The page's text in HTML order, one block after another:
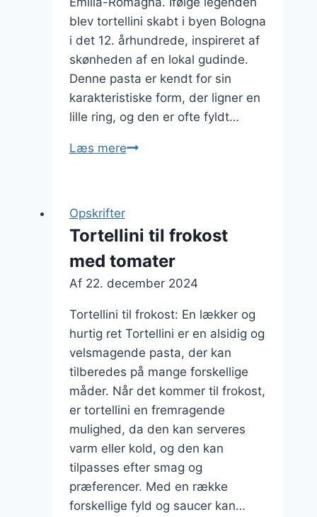
blev tortellini skabt i byen Bologna
i det 12. århundrede, inspireret af
skønheden af en lokal gudinde.
Denne pasta er kendt for sin
karakteristiske form, der ligner en
lille ring, og den er ofte fyldt…
Læs mereTortellini
som
topping
Opskrifter
Tortellini til frokost
med tomater
Af 22. december 2024
Tortellini til frokost: En lækker og
hurtig ret Tortellini er en alsidig og
velsmagende pasta, der kan
tilberedes på mange forskellige
måder. Når det kommer til frokost,
er tortellini en fremragende
mulighed, da den kan serveres
varm eller kold, og den kan
tilpasses efter smag og
præferencer. Med en række
forskellige fyld og saucer kan…